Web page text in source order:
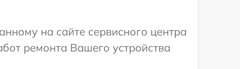
на сайте сервисного центра
ремонта Вашего устройства